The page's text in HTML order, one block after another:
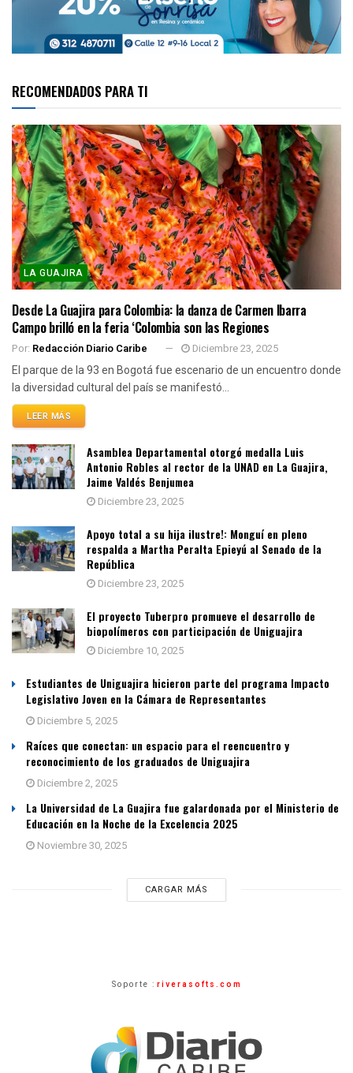
RECOMENDADOS PARA TI
LA GUAJIRA
Desde La Guajira para Colombia: la danza de Carmen Ibarra
Campo brilló en la feria ‘Colombia son las Regiones
Por: Redacción Diario Caribe Diciembre 23, 2025
El parque de la 93 en Bogotá fue escenario de un encuentro donde
la diversidad cultural del país se manifestó...
LEER MÁS
Asamblea Departamental otorgó medalla Luis
Antonio Robles al rector de la UNAD en La Guajira,
Jaime Valdés Benjumea
Diciembre 23, 2025
Apoyo total a su hija ilustre!: Monguí en pleno
respalda a Martha Peralta Epieyú al Senado de la
República
Diciembre 23, 2025
El proyecto Tuberpro promueve el desarrollo de
biopolímeros con participación de Uniguajira
Diciembre 10, 2025
Estudiantes de Uniguajira hicieron parte del programa Impacto
Legislativo Joven en la Cámara de Representantes
Diciembre 5, 2025
Raíces que conectan: un espacio para el reencuentro y
reconocimiento de los graduados de Uniguajira
Diciembre 2, 2025
La Universidad de La Guajira fue galardonada por el Ministerio de
Educación en la Noche de la Excelencia 2025
Noviembre 30, 2025
CARGAR MÁS
Soporte : riverasofts.com